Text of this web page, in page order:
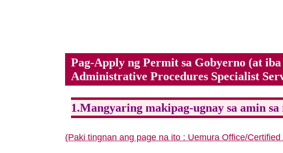
Pag-Apply ng Permit sa Gobyerno (at
Administrative Procedures Specialist
1.Mangyaring makipag-ugnay sa amin sa
(Paki tingnan ang page na ito : Uemura Office/